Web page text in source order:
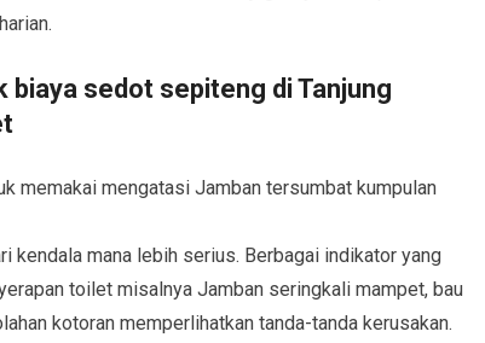
biaya sedot sepiteng di Tanjung
memakai mengatasi Jamban tersumbat kumpulan
kendala mana lebih serius. Berbagai indikator yang
toilet misalnya Jamban seringkali mampet, bau
kotoran memperlihatkan tanda-tanda kerusakan.